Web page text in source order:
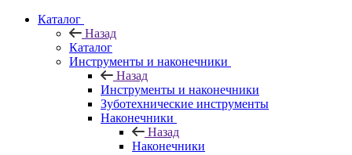
Каталог
Назад
Каталог
Инструменты и наконечники
Назад
Инструменты и наконечники
Зуботехнические инструменты
Наконечники
Назад
Наконечники